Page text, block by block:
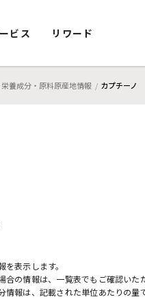
ビス リワード
養成分・原料原産地情報 カプチーノ
表示します。
合の情報は、一覧表でもご確認いた
情報は、記載された単位あたりの量